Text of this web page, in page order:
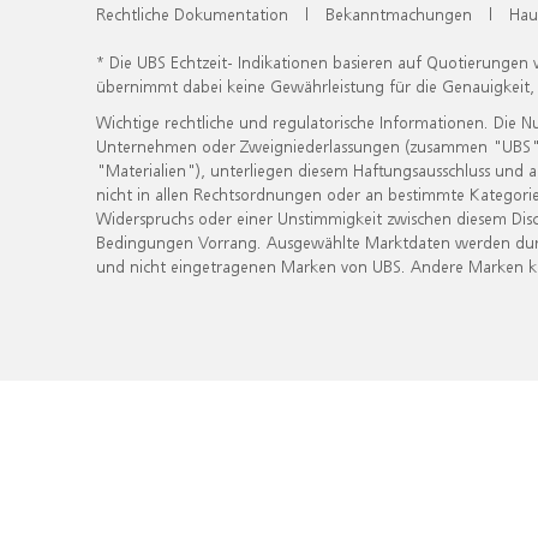
Rechtliche Dokumentation | Bekanntmachungen |
* Die UBS Echtzeit- Indikationen basieren auf
übernimmt dabei keine Gewährleistung für die
Wichtige rechtliche und regulatorische Informationen. Die
Unternehmen oder Zweigniederlassungen (zusammen
"Materialien"), unterliegen diesem Haftungsausschluss
nicht in allen Rechtsordnungen oder an bestimmte
Widerspruchs oder einer Unstimmigkeit zwischen diesem
Bedingungen Vorrang. Ausgewählte Marktdaten werden
und nicht eingetragenen Marken von UBS. Andere Marken